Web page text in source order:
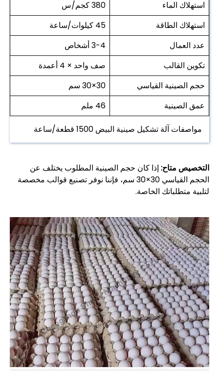
استهلاك الماء
380 كجم/س
استهلاك الطاقة
45 كيلوات/ساعة
عدد العمال
3-4 أشخاص
تكوين القالب
صف واحد × 4 أعمدة
حجم الصينية القياسي
30×30 سم
عمق الصينية
46 ملم
مواصفات آلة تشكيل صينية البيض 1500 قطعة/ساعة
التخصيص متاح:إذا كان حجم الصينية المطلوب يختلف عن
الحجم القياسي 30×30 سم، فإننا نوفر تصنيع قوالب مخصصة
لتلبية متطلباتك الخاصة.